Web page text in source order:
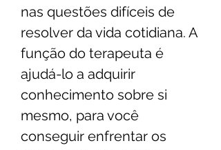
nas questões difíceis de
resolver da vida cotidiana. A
função do terapeuta é
ajudá-lo a adquirir
conhecimento sobre si
mesmo, para você
conseguir enfrentar os